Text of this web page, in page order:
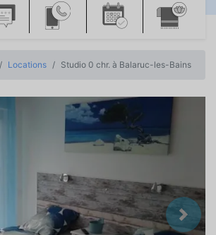
Locations Studio 0 chr. à Balaruc-les-Bains